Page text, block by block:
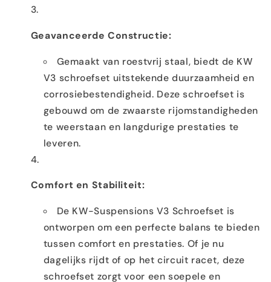
Geavanceerde Constructie:
Gemaakt van roestvrij staal, biedt de KW
V3 schroefset uitstekende duurzaamheid en
corrosiebestendigheid. Deze schroefset is
gebouwd om de zwaarste rijomstandigheden
te weerstaan en langdurige prestaties te
leveren.
Comfort en Stabiliteit:
De KW-Suspensions V3 Schroefset is
ontworpen om een perfecte balans te bieden
tussen comfort en prestaties. Of je nu
dagelijks rijdt of op het circuit racet, deze
schroefset zorgt voor een soepele en